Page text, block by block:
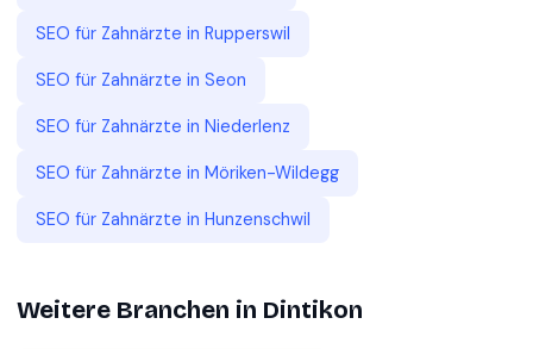
SEO für Zahnärzte in Rupperswil
SEO für Zahnärzte in Seon
SEO für Zahnärzte in Niederlenz
SEO für Zahnärzte in Möriken-Wildegg
SEO für Zahnärzte in Hunzenschwil
Weitere Branchen in Dintikon